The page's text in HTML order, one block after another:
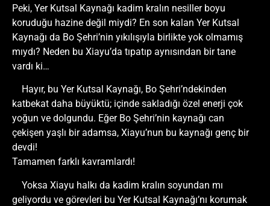
Peki, Yer Kutsal Kaynağı kadim kralın nesiller boyu
koruduğu hazine değil miydi? En son kalan Yer Kutsal
Kaynağı da Bo Şehri’nin yıkılışıyla birlikte yok olmamış
mıydı? Neden bu Xiayu’da tıpatıp aynısından bir tane
vardı ki…
Hayır, bu Yer Kutsal Kaynağı, Bo Şehri’ndekinden
katbekat daha büyüktü; içinde sakladığı özel enerji çok
yoğun ve dolgundu. Eğer Bo Şehri’nin kaynağı can
çekişen yaşlı bir adamsa, Xiayu’nun bu kaynağı genç bir
devdi!
Tamamen farklı kavramlardı!
Yoksa Xiayu halkı da kadim kralın soyundan mı
geliyordu ve görevleri bu Yer Kutsal Kaynağı’nı korumak